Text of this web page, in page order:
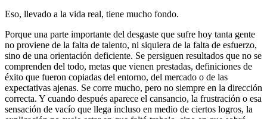
Eso, llevado a la vida real, tiene mucho fondo.
Porque una parte importante del desgaste que sufre hoy tanta gente
no proviene de la falta de talento, ni siquiera de la falta de esfuerzo,
sino de una orientación deficiente. Se persiguen resultados que no se
comprenden del todo, metas que vienen prestadas, definiciones de
éxito que fueron copiadas del entorno, del mercado o de las
expectativas ajenas. Se corre mucho, pero no siempre en la dirección
correcta. Y cuando después aparece el cansancio, la frustración o esa
sensación de vacío que llega incluso en medio de ciertos logros, la